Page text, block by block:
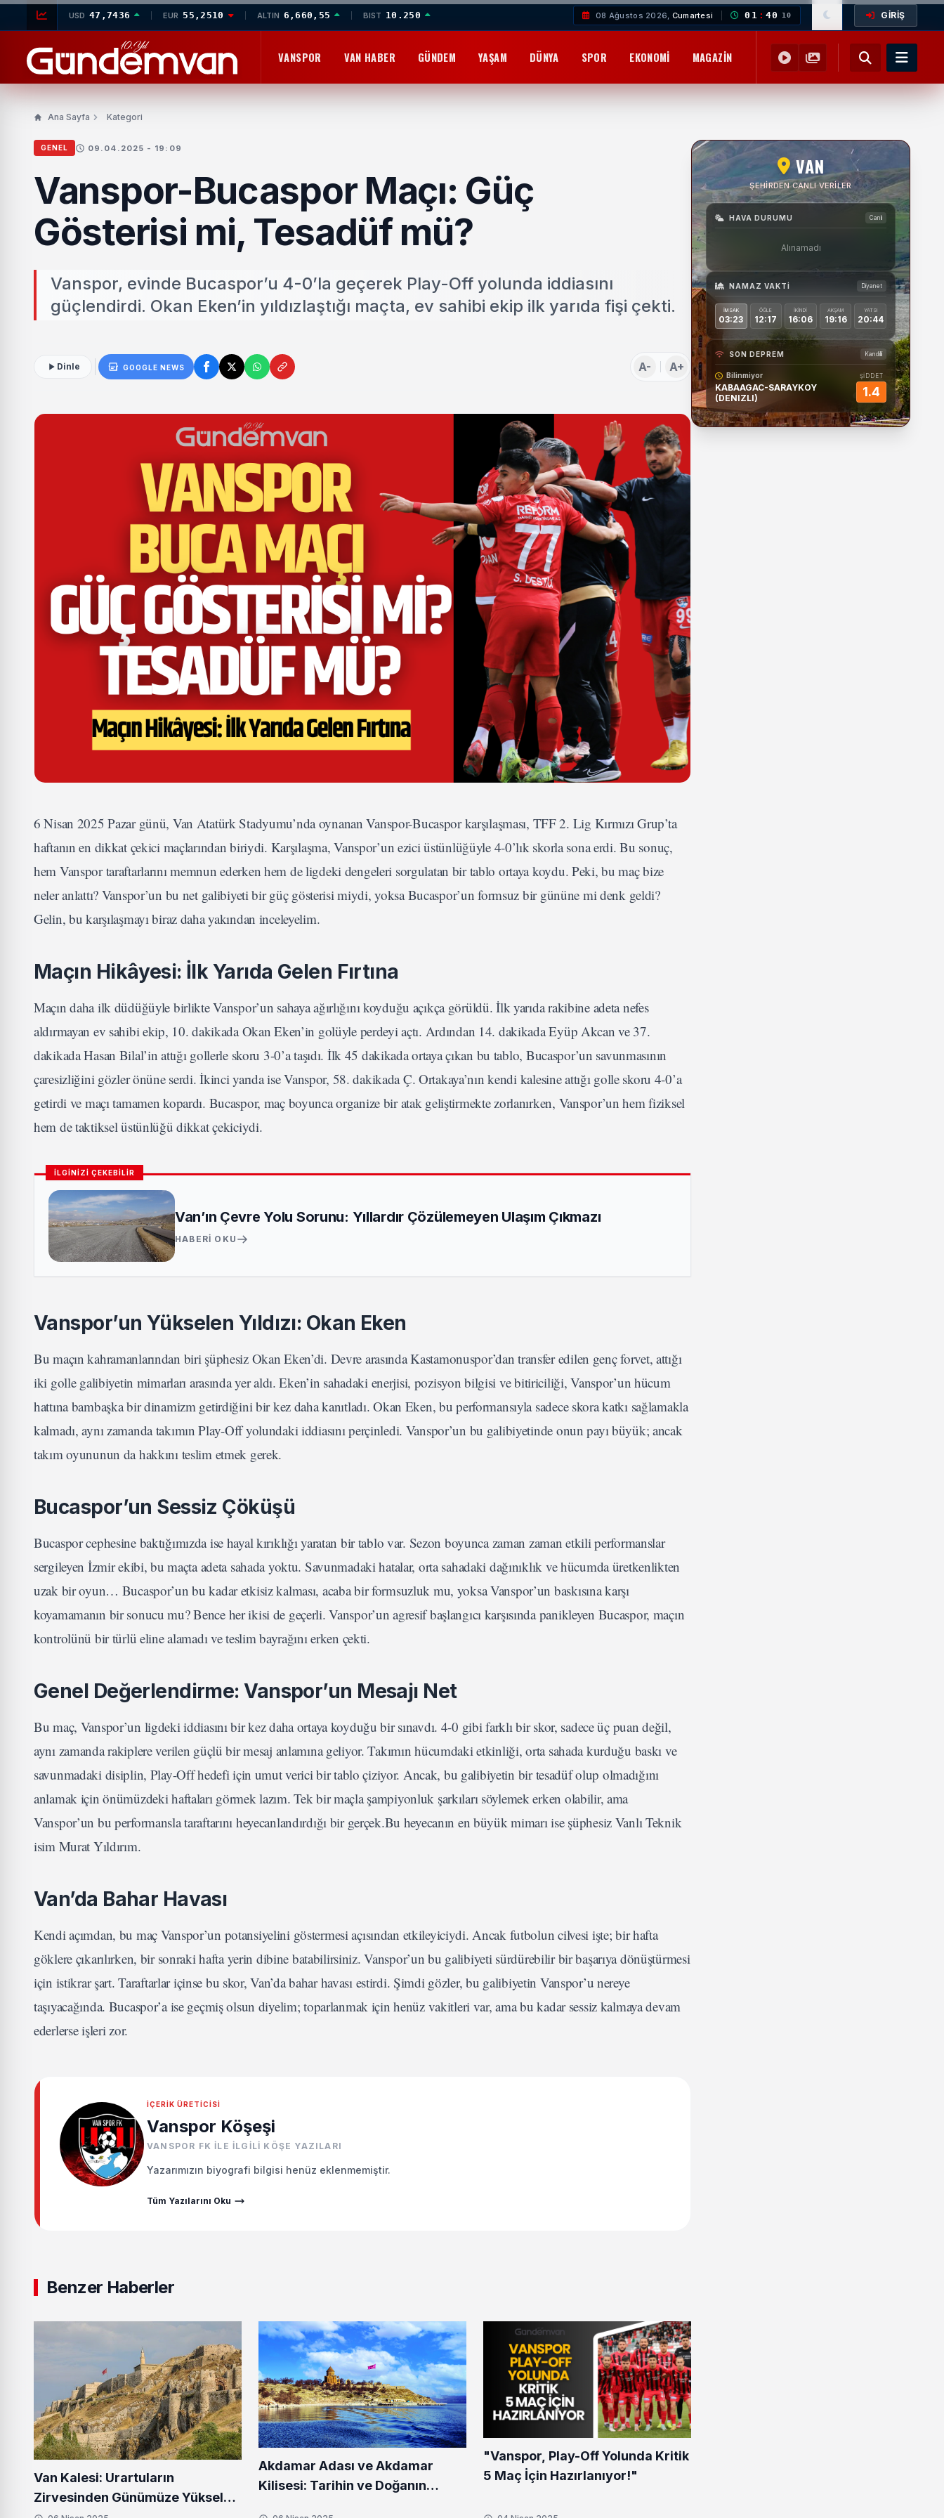
USD 47,7436 EUR 55,2510 ALTIN 6,660,55 BIST 10.250 08 Ağustos 2026, Cumartesi 01 : 40 11 GİRİŞ
VANSPOR VAN HABER GÜNDEM YAŞAM DÜNYA SPOR EKONOMI MAGAZIN YEMEK TARIFLERI SAĞLIK
Ana Sayfa Kategori
GENEL 09.04.2025 - 19:09
Vanspor-Bucaspor Maçı: Güç
Gösterisi mi, Tesadüf mü?
Vanspor, evinde Bucaspor’u 4-0’la geçerek Play-Off yolunda iddiasını
güçlendirdi. Okan Eken’in yıldızlaştığı maçta, ev sahibi ekip ilk yarıda fişi çekti.
Dinle GOOGLE NEWS A- A+
6 Nisan 2025 Pazar günü, Van Atatürk Stadyumu’nda oynanan Vanspor-Bucaspor karşılaşması, TFF 2. Lig Kırmızı Grup’ta
haftanın en dikkat çekici maçlarından biriydi. Karşılaşma, Vanspor’un ezici üstünlüğüyle 4-0’lık skorla sona erdi. Bu sonuç,
hem Vanspor taraftarlarını memnun ederken hem de ligdeki dengeleri sorgulatan bir tablo ortaya koydu. Peki, bu maç bize
neler anlattı? Vanspor’un bu net galibiyeti bir güç gösterisi miydi, yoksa Bucaspor’un formsuz bir gününe mi denk geldi?
Gelin, bu karşılaşmayı biraz daha yakından inceleyelim.
Maçın Hikâyesi: İlk Yarıda Gelen Fırtına
Maçın daha ilk düdüğüyle birlikte Vanspor’un sahaya ağırlığını koyduğu açıkça görüldü. İlk yarıda rakibine adeta nefes
aldırmayan ev sahibi ekip, 10. dakikada Okan Eken’in golüyle perdeyi açtı. Ardından 14. dakikada Eyüp Akcan ve 37.
dakikada Hasan Bilal’in attığı gollerle skoru 3-0’a taşıdı. İlk 45 dakikada ortaya çıkan bu tablo, Bucaspor’un savunmasının
çaresizliğini gözler önüne serdi. İkinci yarıda ise Vanspor, 58. dakikada Ç. Ortakaya’nın kendi kalesine attığı golle skoru 4-0’a
getirdi ve maçı tamamen kopardı. Bucaspor, maç boyunca organize bir atak geliştirmekte zorlanırken, Vanspor’un hem fiziksel
hem de taktiksel üstünlüğü dikkat çekiciydi.
İLGİNİZİ ÇEKEBİLİR
Van’ın Çevre Yolu Sorunu: Yıllardır Çözülemeyen Ulaşım Çıkmazı
HABERI OKU
Vanspor’un Yükselen Yıldızı: Okan Eken
Bu maçın kahramanlarından biri şüphesiz Okan Eken’di. Devre arasında Kastamonuspor’dan transfer edilen genç forvet, attığı
iki golle galibiyetin mimarları arasında yer aldı. Eken’in sahadaki enerjisi, pozisyon bilgisi ve bitiriciliği, Vanspor’un hücum
hattına bambaşka bir dinamizm getirdiğini bir kez daha kanıtladı. Okan Eken, bu performansıyla sadece skora katkı sağlamakla
kalmadı, aynı zamanda takımın Play-Off yolundaki iddiasını perçinledi. Vanspor’un bu galibiyetinde onun payı büyük; ancak
takım oyununun da hakkını teslim etmek gerek.
Bucaspor’un Sessiz Çöküşü
Bucaspor cephesine baktığımızda ise hayal kırıklığı yaratan bir tablo var. Sezon boyunca zaman zaman etkili performanslar
sergileyen İzmir ekibi, bu maçta adeta sahada yoktu. Savunmadaki hatalar, orta sahadaki dağınıklık ve hücumda üretkenlikten
uzak bir oyun… Bucaspor’un bu kadar etkisiz kalması, acaba bir formsuzluk mu, yoksa Vanspor’un baskısına karşı
koyamamanın bir sonucu mu? Bence her ikisi de geçerli. Vanspor’un agresif başlangıcı karşısında panikleyen Bucaspor, maçın
kontrolünü bir türlü eline alamadı ve teslim bayrağını erken çekti.
Genel Değerlendirme: Vanspor’un Mesajı Net
Bu maç, Vanspor’un ligdeki iddiasını bir kez daha ortaya koyduğu bir sınavdı. 4-0 gibi farklı bir skor, sadece üç puan değil,
aynı zamanda rakiplere verilen güçlü bir mesaj anlamına geliyor. Takımın hücumdaki etkinliği, orta sahada kurduğu baskı ve
savunmadaki disiplin, Play-Off hedefi için umut verici bir tablo çiziyor. Ancak, bu galibiyetin bir tesadüf olup olmadığını
anlamak için önümüzdeki haftaları görmek lazım. Tek bir maçla şampiyonluk şarkıları söylemek erken olabilir, ama
Vanspor’un bu performansla taraftarını heyecanlandırdığı bir gerçek.Bu heyecanın en büyük mimarı ise şüphesiz Vanlı Teknik
isim Murat Yıldırım.
Van’da Bahar Havası
Kendi açımdan, bu maç Vanspor’un potansiyelini göstermesi açısından etkileyiciydi. Ancak futbolun cilvesi işte; bir hafta
göklere çıkarılırken, bir sonraki hafta yerin dibine batabilirsiniz. Vanspor’un bu galibiyeti sürdürebilir bir başarıya dönüştürmesi
için istikrar şart. Taraftarlar içinse bu skor, Van’da bahar havası estirdi. Şimdi gözler, bu galibiyetin Vanspor’u nereye
taşıyacağında. Bucaspor’a ise geçmiş olsun diyelim; toparlanmak için henüz vakitleri var, ama bu kadar sessiz kalmaya devam
ederlerse işleri zor.
İÇERIK ÜRETICISI
Vanspor Köşeşi
VANSPOR FK ILE ILGILI KÖŞE YAZILARI
Yazarımızın biyografi bilgisi henüz eklenmemiştir.
Tüm Yazılarını Oku
Benzer Haberler
Van Kalesi: Urartuların
Zirvesinden Günümüze Yükselen
Akdamar Adası ve Akdamar
Kilisesi: Tarihin ve Doğanın
"Vanspor, Play-Off Yolunda Kritik
5 Maç İçin Hazırlanıyor!"
VAN
ŞEHIRDEN CANLI VERILER
HAVA DURUMU Canlı
Alınamadı
NAMAZ VAKTI Diyanet
İMSAK
03:23
ÖĞLE
12:17
İKINDI
16:06
AKŞAM
19:16
YATSI
20:44
SON DEPREM Kandilli
Bilinmiyor
KABAAGAC-SARAYKOY
(DENIZLI)
ŞİDDET
1.4